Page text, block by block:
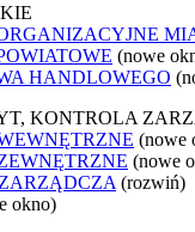
(nowe
HANDLOWEGO
KONTROLA
(nowe
(nowe
(rozwiń)
okno)